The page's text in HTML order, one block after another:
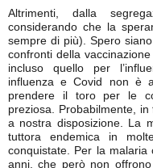
Altrimenti, dalla
considerando che la
sempre di più). Spero
confronti della
incluso quello per
influenza e Covid non è
prendere il toro per le
preziosa. Probabilmente,
a nostra disposizione. La
tuttora endemica in
conquistate. Per la malaria
anni, che però non